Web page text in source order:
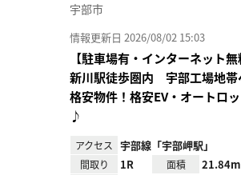
宇部市
情報更新日 2026/08/02 15:03
【駐車場有・インターネット
新川駅徒歩圏内 宇部工場地帯
格安物件！格安EV・オートロ
♪
アクセス 宇部線「宇部岬駅」
間取り 1R 面積